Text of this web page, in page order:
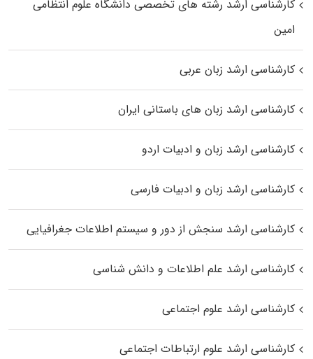
کارشناسی ارشد رﺷﺘﻪ ﻫﺎی تخصصی داﻧﺸﮕﺎه ﻋﻠﻮم انتظامی
اﻣﻴﻦ
کارشناسی ارشد زبان عربی
کارشناسی ارشد زبان‌ های باستانی ایران
کارشناسی ارشد زبان و ادبیات اردو
کارشناسی ارشد زبان و ادبیات فارسی
کارشناسی ارشد سنجش از دور و سیستم اطلاعات جغرافیایی
کارشناسی ارشد علم اطلاعات و دانش شناسی
کارشناسی ارشد علوم اجتماعی
کارشناسی ارشد علوم ارتباطات اجتماعی